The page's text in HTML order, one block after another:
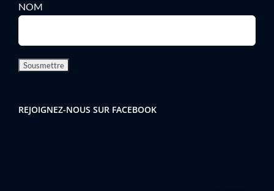
NOM
REJOIGNEZ-NOUS SUR FACEBOOK